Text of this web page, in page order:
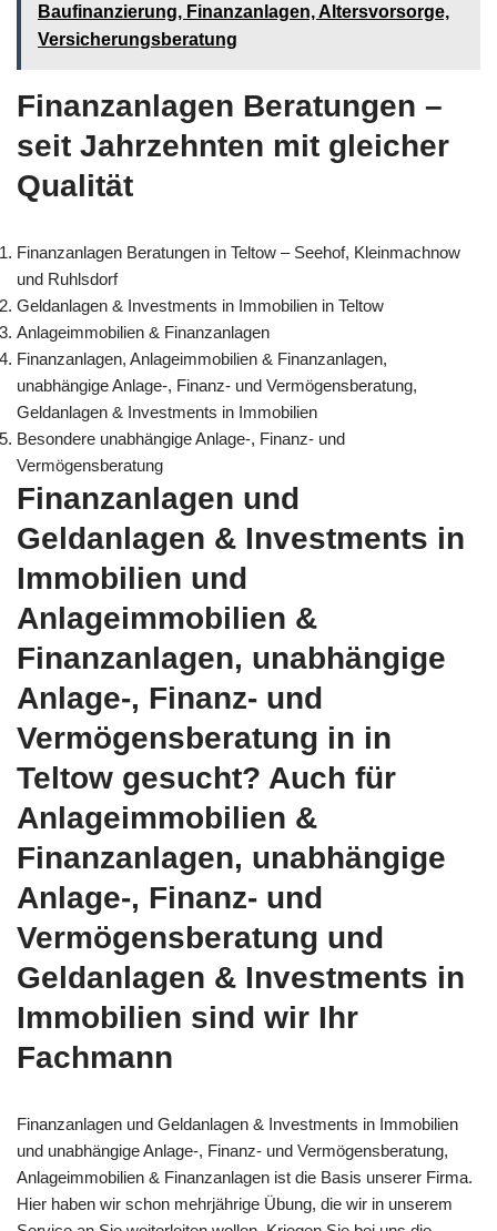
Baufinanzierung, Finanzanlagen, Altersvorsorge,
Versicherungsberatung
Finanzanlagen Beratungen –
seit Jahrzehnten mit gleicher
Qualität
Finanzanlagen Beratungen in Teltow – Seehof, Kleinmachnow
und Ruhlsdorf
Geldanlagen & Investments in Immobilien in Teltow
Anlageimmobilien & Finanzanlagen
Finanzanlagen, Anlageimmobilien & Finanzanlagen,
unabhängige Anlage-, Finanz- und Vermögensberatung,
Geldanlagen & Investments in Immobilien
Besondere unabhängige Anlage-, Finanz- und
Vermögensberatung
Finanzanlagen und
Geldanlagen & Investments in
Immobilien und
Anlageimmobilien &
Finanzanlagen, unabhängige
Anlage-, Finanz- und
Vermögensberatung in in
Teltow gesucht? Auch für
Anlageimmobilien &
Finanzanlagen, unabhängige
Anlage-, Finanz- und
Vermögensberatung und
Geldanlagen & Investments in
Immobilien sind wir Ihr
Fachmann
Finanzanlagen und Geldanlagen & Investments in Immobilien
und unabhängige Anlage-, Finanz- und Vermögensberatung,
Anlageimmobilien & Finanzanlagen ist die Basis unserer Firma.
Hier haben wir schon mehrjährige Übung, die wir in unserem